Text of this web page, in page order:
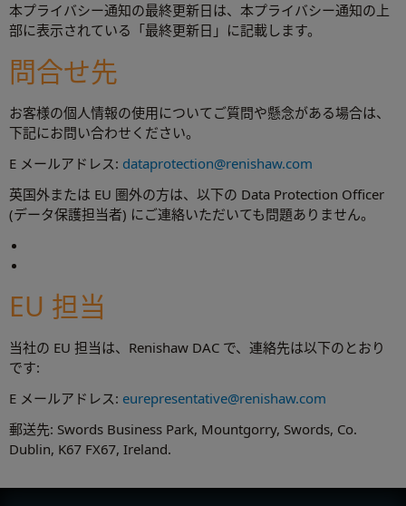
本プライバシー通知の最終更新日は、本プライバシー通知の上
部に表示されている「最終更新日」に記載します。
問合せ先
お客様の個人情報の使用についてご質問や懸念がある場合は、
下記にお問い合わせください。
E メールアドレス: dataprotection@renishaw.com
英国外または EU 圏外の方は、以下の Data Protection Officer
(データ保護担当者) にご連絡いただいても問題ありません。
EU 担当
当社の EU 担当は、Renishaw DAC で、連絡先は以下のとおり
です:
E メールアドレス: eurepresentative@renishaw.com
郵送先: Swords Business Park, Mountgorry, Swords, Co.
Dublin, K67 FX67, Ireland.